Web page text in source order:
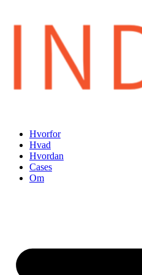
Hvorfor
Hvad
Hvordan
Cases
Om